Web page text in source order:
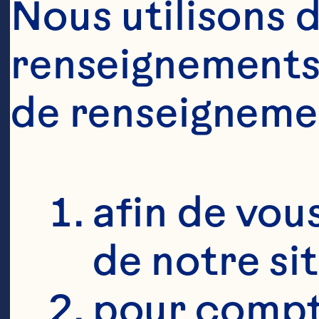
Nous utilisons
de
afin de
de notre
pour